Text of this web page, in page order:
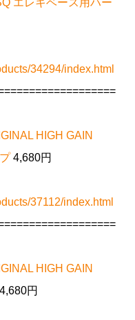
エレキベース用ハー
34294/index.html
HIGH GAIN
4,680円
37112/index.html
HIGH GAIN
円